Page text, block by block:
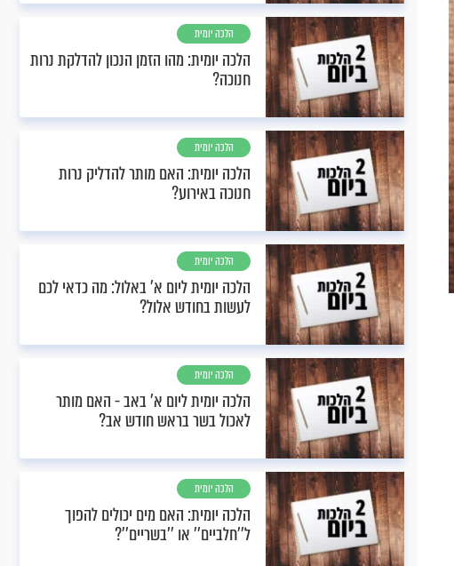
הלכה יומית
הלכה יומית: מהו הזמן הנכון להדלקת נרות
חנוכה?
הלכה יומית
הלכה יומית: האם מותר להדליק נרות
חנוכה באירוע?
הלכה יומית
הלכה יומית ליום א' באלול: מה כדאי לכם
לעשות בחודש אלול?
הלכה יומית
הלכה יומית ליום א’ באב - האם מותר
לאכול בשר בראש חודש אב?
הלכה יומית
הלכה יומית: האם מים יכולים להפוך
ל''חלביים'' או ''בשריים''?